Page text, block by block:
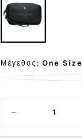
Μέγεθος: One Size
για